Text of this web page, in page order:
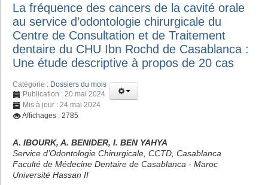
La fréquence des cancers de la cavité orale
au service d’odontologie chirurgicale du
Centre de Consultation et de Traitement
dentaire du CHU Ibn Rochd de Casablanca :
Une étude descriptive à propos de 20 cas
Catégorie : Dossiers du mois
Publication : 20 mai 2024
Mis à jour : 24 mai 2024
Affichages : 2785
A. IBOURK, A. BENIDER, I. BEN YAHYA
Service d’Odontologie Chirurgicale, CCTD, Casablanca
Faculté de Médecine Dentaire de Casablanca - Maroc
Université Hassan II